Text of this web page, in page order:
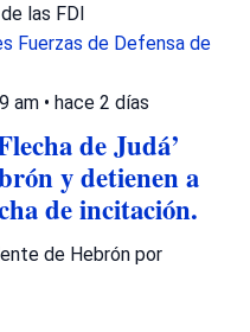
las FDI
Fuerzas de Defensa de
am • hace 2 días
de Judá’
y detienen a
de incitación.
de Hebrón por